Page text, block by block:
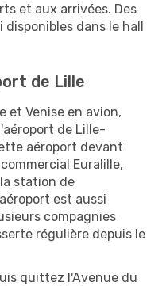
et aux arrivées. Des
dans le hall
de Lille
et Venise en avion,
de Lille-
aéroport devant
Euralille,
station de
est aussi
compagnies
régulière depuis le
quittez l'Avenue du